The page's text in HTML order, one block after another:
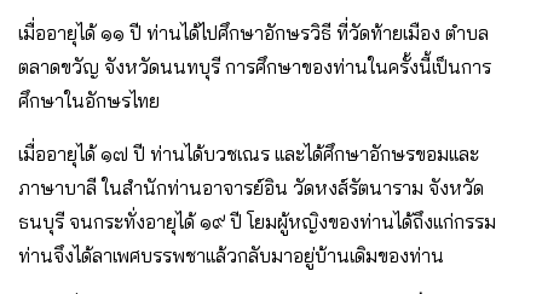
เมื่ออายุได้ ๑๑ ปี ท่านได้ไปศึกษาอักษรวิธี ที่วัดท้ายเมือง ตำบล
ตลาดขวัญ จังหวัดนนทบุรี การศึกษาของท่านในครั้งนี้เป็นการ
ศึกษาในอักษรไทย
เมื่ออายุได้ ๑๗ ปี ท่านได้บวชเณร เเละได้ศึกษาอักษรขอมเเละ
ภาษาบาลี ในสำนักท่านอาจารย์อิน วัดหงส์รัตนาราม จังหวัด
ธนบุรี จนกระทั่งอายุได้ ๑๙ ปี โยมผู้หญิงของท่านได้ถึงเเก่กรรม
ท่านจึงได้ลาเพศบรรพชาเเล้วกลับมาอยู่บ้านเดิมของท่าน